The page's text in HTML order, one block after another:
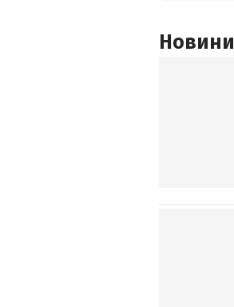
Новини